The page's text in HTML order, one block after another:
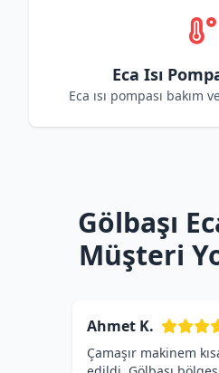
Eca Isı
Eca ısı pompası bakım
Gölbaşı
Müşteri
Ahmet K.
Çamaşır makinem